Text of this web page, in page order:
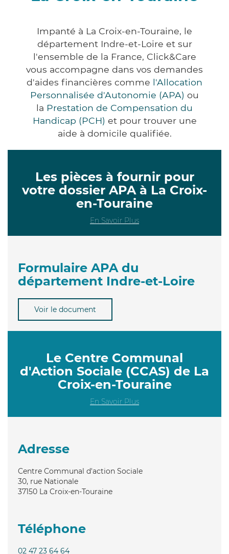
Impanté à La Croix-en-Touraine, le
département Indre-et-Loire et sur
l'ensemble de la France, Click&Care
vous accompagne dans vos demandes
d'aides financières comme l'Allocation
Personnalisée d'Autonomie (APA) ou
la Prestation de Compensation du
Handicap (PCH) et pour trouver une
aide à domicile qualifiée.
Les pièces à fournir pour
votre dossier APA à La Croix-
en-Touraine
En Savoir Plus
Formulaire APA du
département Indre-et-Loire
Voir le document
Le Centre Communal
d'Action Sociale (CCAS) de La
Croix-en-Touraine
En Savoir Plus
Adresse
Centre Communal d'action Sociale
30, rue Nationale
37150 La Croix-en-Touraine
Téléphone
02 47 23 64 64